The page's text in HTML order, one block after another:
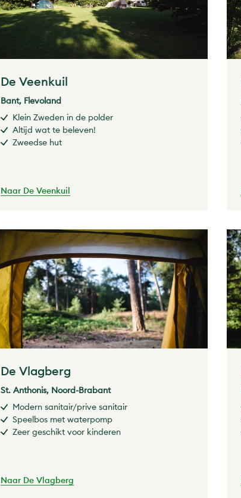
De Veenkuil
Bant, Flevoland
Klein Zweden in de polder
Altijd wat te beleven!
Zweedse hut
Naar De Veenkuil
De Vlagberg
St. Anthonis, Noord-Brabant
Modern sanitair/prive sanitair
Speelbos met waterpomp
Zeer geschikt voor kinderen
Naar De Vlagberg